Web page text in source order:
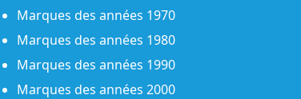
Marques des années 1970
Marques des années 1980
Marques des années 1990
Marques des années 2000